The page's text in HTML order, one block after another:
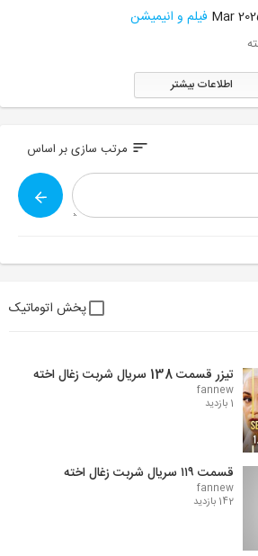
فیلم و انیمیشن
اطلاعات بیشتر
sort مرتب سازی بر اساس
پخش اتوماتیک
تیزر قسمت 138 سریال شربت زغال اخته
fannew
1 بازدید
قسمت ۱۱۹ سریال شربت زغال اخته
fannew
142 بازدید